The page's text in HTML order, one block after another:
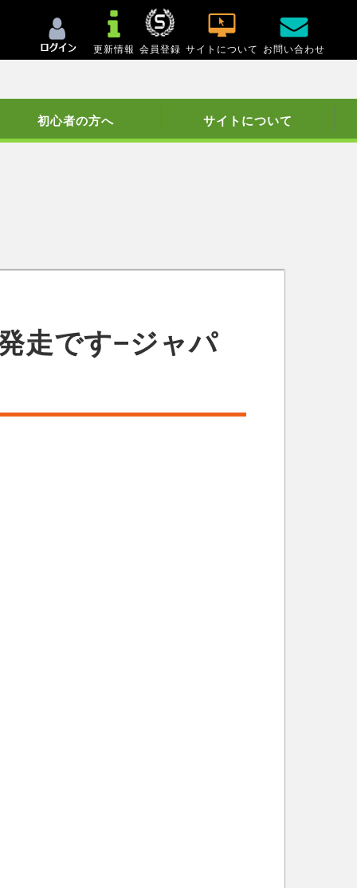
更新情報 会員登録 サイトについて お問い合わせ
初心者の方へ サイトについて
走です−ジャパ